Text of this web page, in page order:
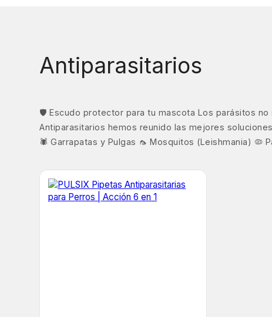
Antiparasitarios
🛡️ Escudo protector para tu mascota Los parásitos
Antiparasitarios hemos reunido las mejores
🕷️ Garrapatas y Pulgas 🦟 Mosquitos (Leishmania) 🦠